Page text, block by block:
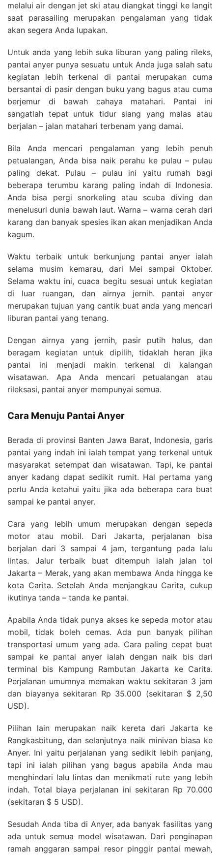
melalui air dengan jet ski atau diangkat tinggi ke langit
saat parasailing merupakan pengalaman yang tidak
akan segera Anda lupakan.
Untuk anda yang lebih suka liburan yang paling rileks,
pantai anyer punya sesuatu untuk Anda juga salah satu
kegiatan lebih terkenal di pantai merupakan cuma
bersantai di pasir dengan buku yang bagus atau cuma
berjemur di bawah cahaya matahari. Pantai ini
sangatlah tepat untuk tidur siang yang malas atau
berjalan – jalan matahari terbenam yang damai.
Bila Anda mencari pengalaman yang lebih penuh
petualangan, Anda bisa naik perahu ke pulau – pulau
paling dekat. Pulau – pulau ini yaitu rumah bagi
beberapa terumbu karang paling indah di Indonesia.
Anda bisa pergi snorkeling atau scuba diving dan
menelusuri dunia bawah laut. Warna – warna cerah dari
karang dan banyak spesies ikan akan menjadikan Anda
kagum.
Waktu terbaik untuk berkunjung pantai anyer ialah
selama musim kemarau, dari Mei sampai Oktober.
Selama waktu ini, cuaca begitu sesuai untuk kegiatan
di luar ruangan, dan airnya jernih. pantai anyer
merupakan tujuan yang cantik buat anda yang mencari
liburan pantai yang tenang.
Dengan airnya yang jernih, pasir putih halus, dan
beragam kegiatan untuk dipilih, tidaklah heran jika
pantai ini menjadi makin terkenal di kalangan
wisatawan. Apa Anda mencari petualangan atau
rileksasi, pantai anyer mempunyai semua.
Cara Menuju Pantai Anyer
Berada di provinsi Banten Jawa Barat, Indonesia, garis
pantai yang indah ini ialah tempat yang terkenal untuk
masyarakat setempat dan wisatawan. Tapi, ke pantai
anyer kadang dapat sedikit rumit. Hal pertama yang
perlu Anda ketahui yaitu jika ada beberapa cara buat
sampai ke pantai anyer.
Cara yang lebih umum merupakan dengan sepeda
motor atau mobil. Dari Jakarta, perjalanan bisa
berjalan dari 3 sampai 4 jam, tergantung pada lalu
lintas. Jalur terbaik buat ditempuh ialah jalan tol
Jakarta – Merak, yang akan membawa Anda hingga ke
kota Carita. Setelah Anda menjangkau Carita, cukup
ikutinya tanda – tanda ke pantai.
Apabila Anda tidak punya akses ke sepeda motor atau
mobil, tidak boleh cemas. Ada pun banyak pilihan
transportasi umum yang ada. Cara paling cepat buat
sampai ke pantai anyer ialah dengan naik bis dari
terminal bis Kampung Rambutan Jakarta ke Carita.
Perjalanan umumnya memakan waktu sekitaran 3 jam
dan biayanya sekitaran Rp 35.000 (sekitaran $ 2,50
USD).
Pilihan lain merupakan naik kereta dari Jakarta ke
Rangkasbitung, dan selanjutnya naik minivan biasa ke
Anyer. Ini yaitu perjalanan yang sedikit lebih panjang,
tapi ini ialah pilihan yang bagus apabila Anda mau
menghindari lalu lintas dan menikmati rute yang lebih
indah. Total biaya perjalanan ini sekitaran Rp 70.000
(sekitaran $ 5 USD).
Sesudah Anda tiba di Anyer, ada banyak fasilitas yang
ada untuk semua model wisatawan. Dari penginapan
ramah anggaran sampai resor pinggir pantai mewah,